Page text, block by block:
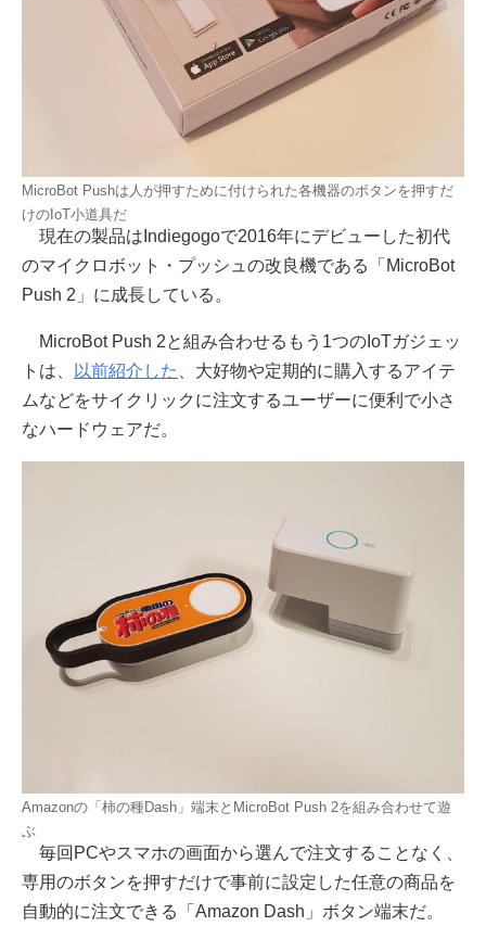
MicroBot Pushは人が押すために付けられた各機器のボタンを押すだ
けのIoT小道具だ
現在の製品はIndiegogoで2016年にデビューした初代
のマイクロボット・プッシュの改良機である「MicroBot
Push 2」に成長している。
MicroBot Push 2と組み合わせるもう1つのIoTガジェッ
トは、
以前紹介した
、大好物や定期的に購入するアイテ
ムなどをサイクリックに注文するユーザーに便利で小さ
なハードウェアだ。
Amazonの「柿の種Dash」端末とMicroBot Push 2を組み合わせて遊
ぶ
毎回PCやスマホの画面から選んで注文することなく、
専用のボタンを押すだけで事前に設定した任意の商品を
自動的に注文できる「Amazon Dash」ボタン端末だ。